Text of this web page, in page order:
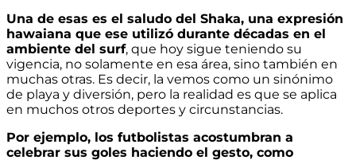
Una de esas es el saludo del Shaka, una expresión
hawaiana que ese utilizó durante décadas en el
ambiente del surf, que hoy sigue teniendo su
vigencia, no solamente en esa área, sino también en
muchas otras. Es decir, la vemos como un sinónimo
de playa y diversión, pero la realidad es que se aplica
en muchos otros deportes y circunstancias.
Por ejemplo, los futbolistas acostumbran a
celebrar sus goles haciendo el gesto, como